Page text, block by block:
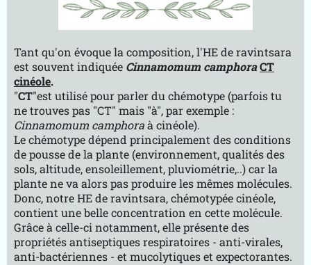
Tant qu'on évoque la composition, l'HE de ravintsara
est souvent indiquée Cinnamomum camphoraCT
cinéole.
"CT"est utilisé pour parler du chémotype (parfois tu
ne trouves pas "CT" mais "à", par exemple :
Cinnamomum camphoraà cinéole).
Le chémotype dépend principalement des conditions
de pousse de la plante (environnement, qualités des
sols, altitude, ensoleillement, pluviométrie,..) car la
plante ne va alors pas produire les mêmes molécules.
Donc, notre HE de ravintsara, chémotypée cinéole,
contient une belle concentration en cette molécule.
Grâce à celle-ci notamment, elle présente des
propriétés antiseptiques respiratoires - anti-virales,
anti-bactériennes - et mucolytiques et expectorantes.